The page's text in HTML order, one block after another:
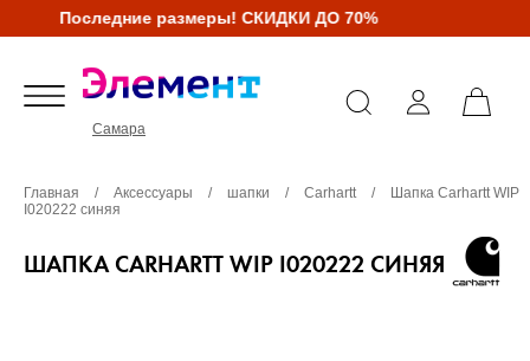
Последние размеры! СКИДКИ ДО 70%
Самара
Главная / Аксессуары / шапки / Carhartt /
Шапка Carhartt WIP
I020222 синяя
ШАПКА CARHARTT WIP I020222 СИНЯЯ